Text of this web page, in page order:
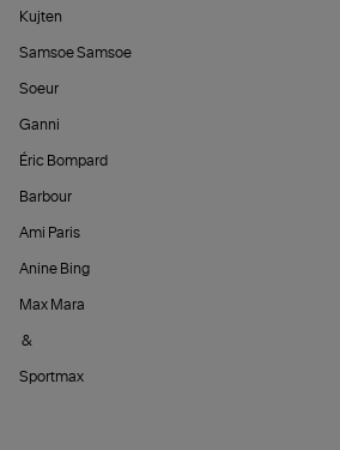
Kujten
Samsoe Samsoe
Soeur
Ganni
Éric Bompard
Barbour
Ami Paris
Anine Bing
Max Mara
&
Sportmax